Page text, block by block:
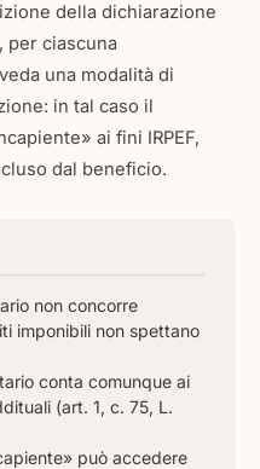
della dichiarazione
per ciascuna
una modalità di
in tal caso il
ai fini IRPEF,
dal beneficio.
non concorre
imponibili non spettano
conta comunque ai
(art. 1, c. 75, L.
può accedere